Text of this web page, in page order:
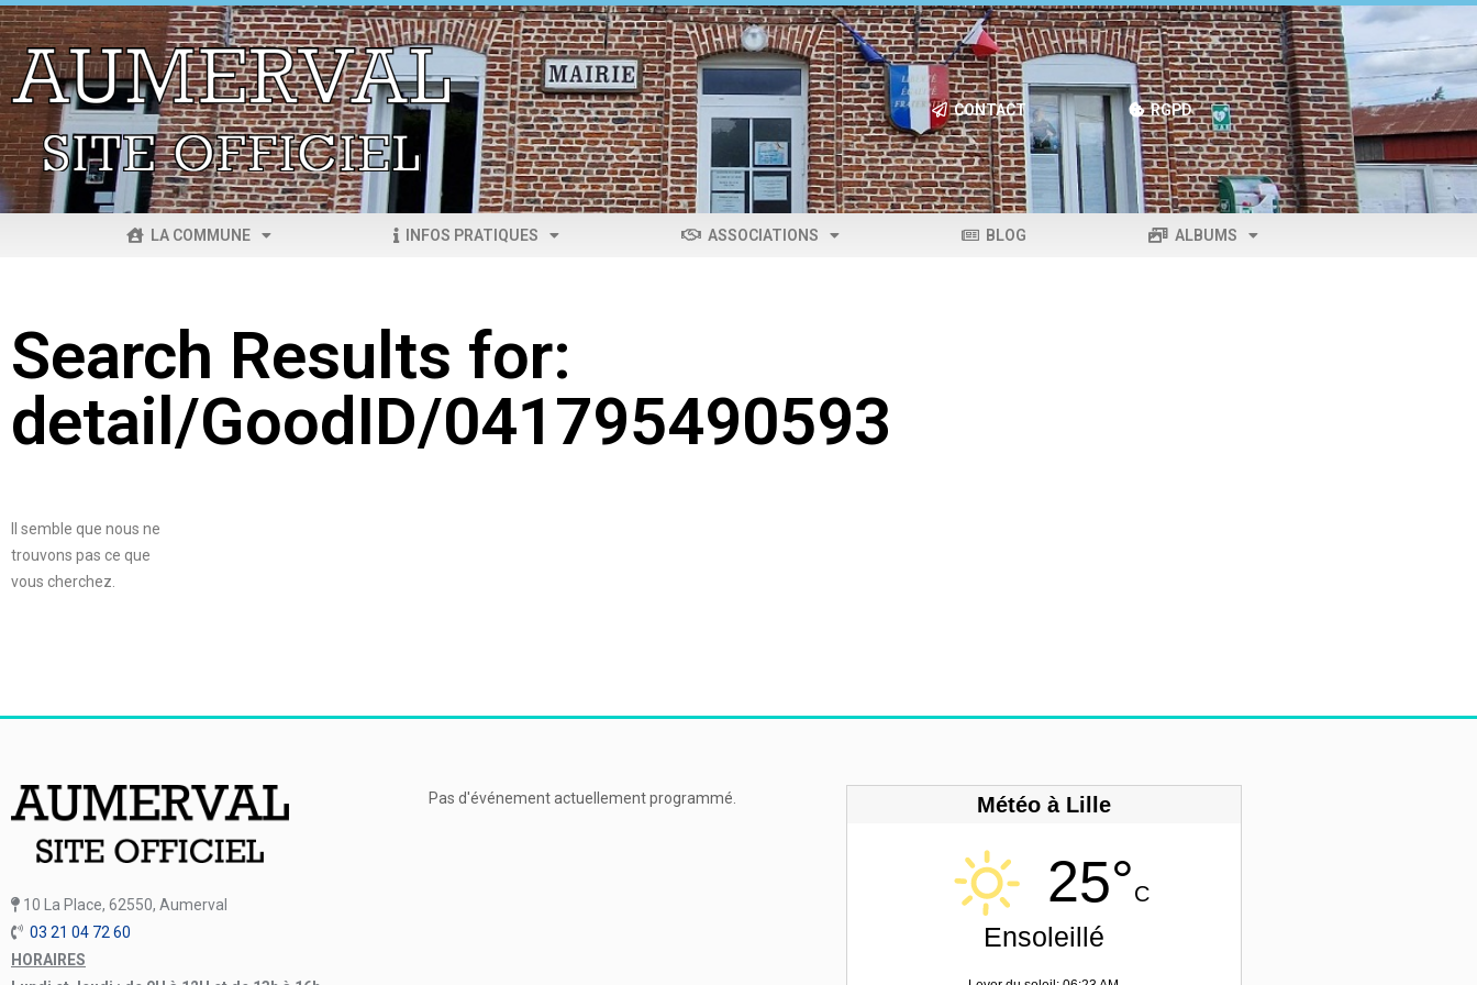
CONTACT RGPD
LA COMMUNE INFOS PRATIQUES ASSOCIATIONS BLOG ALBUMS
Search Results for:
detail/GoodID/041795490593
Il semble que nous ne
trouvons pas ce que
vous cherchez.
10 La Place, 62550, Aumerval
03 21 04 72 60
HORAIRES
Pas d'événement actuellement programmé. Météo à Lille
25°C
Ensoleillé